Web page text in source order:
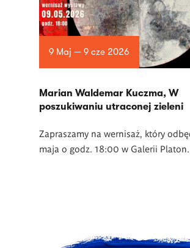
9 Maj — 9 cze 2026
Marian Waldemar Kuczma, W
poszukiwaniu utraconej zieleni
Zapraszamy na wernisaż, który
maja o godz. 18:00 w Galerii Platon.